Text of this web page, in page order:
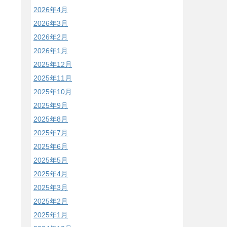
2026年4月
2026年3月
2026年2月
2026年1月
2025年12月
2025年11月
2025年10月
2025年9月
2025年8月
2025年7月
2025年6月
2025年5月
2025年4月
2025年3月
2025年2月
2025年1月